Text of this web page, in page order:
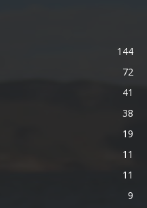
144
72
41
38
19
11
11
9